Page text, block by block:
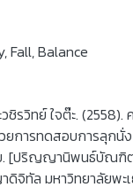
,Fall,Balance
รวิทย์ ใจต๊ะ. (2558).
การทดสอบการลุกนั่ง
. [ปริญญานิพนธ์บัณฑิ
จิทัล มหาวิทยาลัยพะ